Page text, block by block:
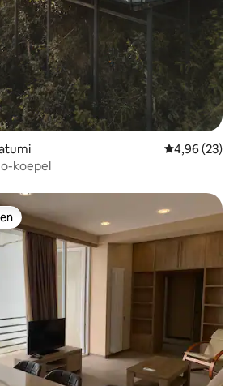
Gemiddelde
4,96 (23)
koepel